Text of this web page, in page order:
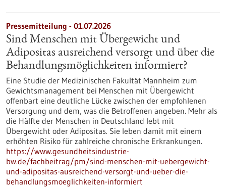
Pressemitteilung - 01.07.2026
Sind Menschen mit Übergewicht und
Adipositas ausreichend versorgt und über die
Behandlungsmöglichkeiten informiert?
Eine Studie der Medizinischen Fakultät Mannheim zum
Gewichtsmanagement bei Menschen mit Übergewicht
offenbart eine deutliche Lücke zwischen der empfohlenen
Versorgung und dem, was die Betroffenen angeben. Mehr als
die Hälfte der Menschen in Deutschland lebt mit
Übergewicht oder Adipositas. Sie leben damit mit einem
erhöhten Risiko für zahlreiche chronische Erkrankungen.
https://www.gesundheitsindustrie-
bw.de/fachbeitrag/pm/sind-menschen-mit-uebergewicht-
und-adipositas-ausreichend-versorgt-und-ueber-die-
behandlungsmoeglichkeiten-informiert